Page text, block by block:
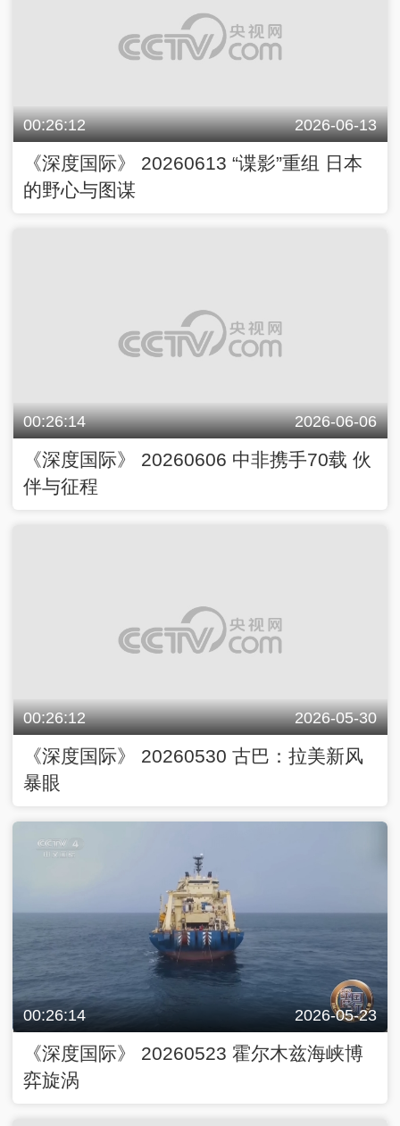
00:26:12 2026-06-13
《深度国际》 20260613 “谍影”重组 日本
的野心与图谋
00:26:14 2026-06-06
《深度国际》 20260606 中非携手70载 伙
伴与征程
00:26:12 2026-05-30
《深度国际》 20260530 古巴：拉美新风
暴眼
00:26:14 2026-05-23
《深度国际》 20260523 霍尔木兹海峡博
弈旋涡